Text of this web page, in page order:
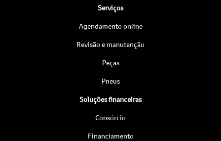
Serviços
Agendamento online
Revisão e manutenção
Peças
Pneus
Soluções financeiras
Consórcio
Financiamento